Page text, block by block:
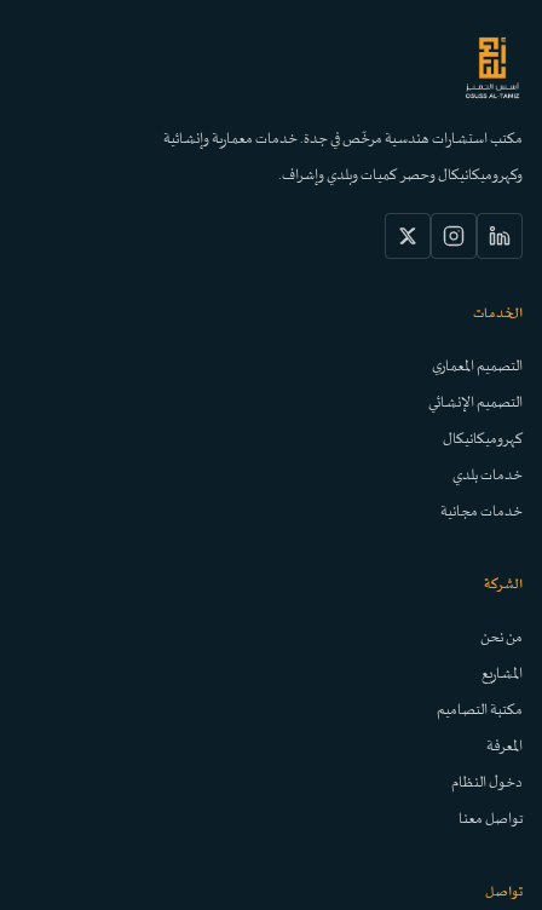
مكتب استشارات هندسية مرخّص في جدة. خدمات معمارية وإنشائية
وكهروميكانيكال وحصر كميات وبلدي وإشراف.
الخدمات
التصميم المعماري
التصميم الإنشائي
كهروميكانيكال
خدمات بلدي
خدمات مجانية
الشركة
من نحن
المشاريع
مكتبة التصاميم
المعرفة
دخول النظام
تواصل معنا
تواصل